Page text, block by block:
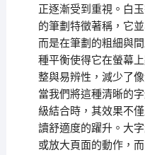
正逐漸受到重視。白
的筆劃特徵著稱，它
而是在筆劃的粗細與
種平衡使得它在螢幕
整與易辨性，減少了
當我們將這種清晰的
級結合時，其效果不
讀舒適度的躍升。大
或放大頁面的動作，